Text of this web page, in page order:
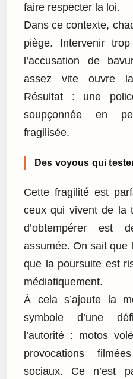
faire respecter la loi.
Dans ce contexte,
piège. Intervenir
l’accusation de
assez vite ouvre
Résultat : une
soupçonnée en
fragilisée.
Des voyous qui
Cette fragilité est
ceux qui vivent de la
d’obtempérer est
assumée. On sait que
que la poursuite est
médiatiquement.
À cela s’ajoute la
symbole d’une
l’autorité : motos
provocations
sociaux. Ce n’est